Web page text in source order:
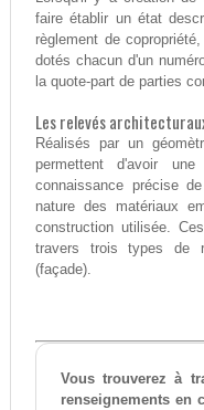
faire établir un état
règlement de
dotés chacun d'un
la quote-part de parties
Les relevés
Réalisés par un
permettent d'avoir
connaissance précise
nature des matériaux
construction utilisée.
travers trois types de
(façade).
Vous trouverez à
renseignements en